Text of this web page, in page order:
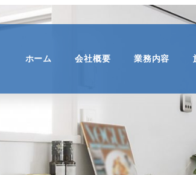
ホーム 会社概要 業務内容